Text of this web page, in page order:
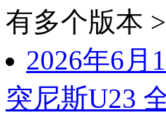
有多个版本 >
2026年6月
突尼斯U23